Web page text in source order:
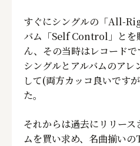
すぐにシングルの「All-
バム「Self Control」とを
ん、その当時はレコードで
シングルとアルバムのアレ
して(両方カッコ良いです
た。
それからは過去にリリー
ムを買い求め、名曲揃い